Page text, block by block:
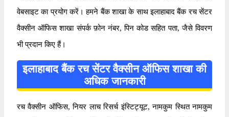
वेबसाइट का प्रयोग करें। हमने बैंक शाखा के साथ इलाहाबाद बैंक रच सेंटर
वैक्सीन ऑफिस शाखा संपर्क फ़ोन नंबर, पिन कोड सहित पता, जैसे विवरण
भी प्रदान किए हैं।
इलाहाबाद बैंक रच सेंटर वैक्सीन ऑफिस शाखा की
अधिक जानकारी
रच वैक्सीन ऑफिस, नियर लाच रिसर्च इंस्टिट्यूट, नामकुम स्थित नामकुम